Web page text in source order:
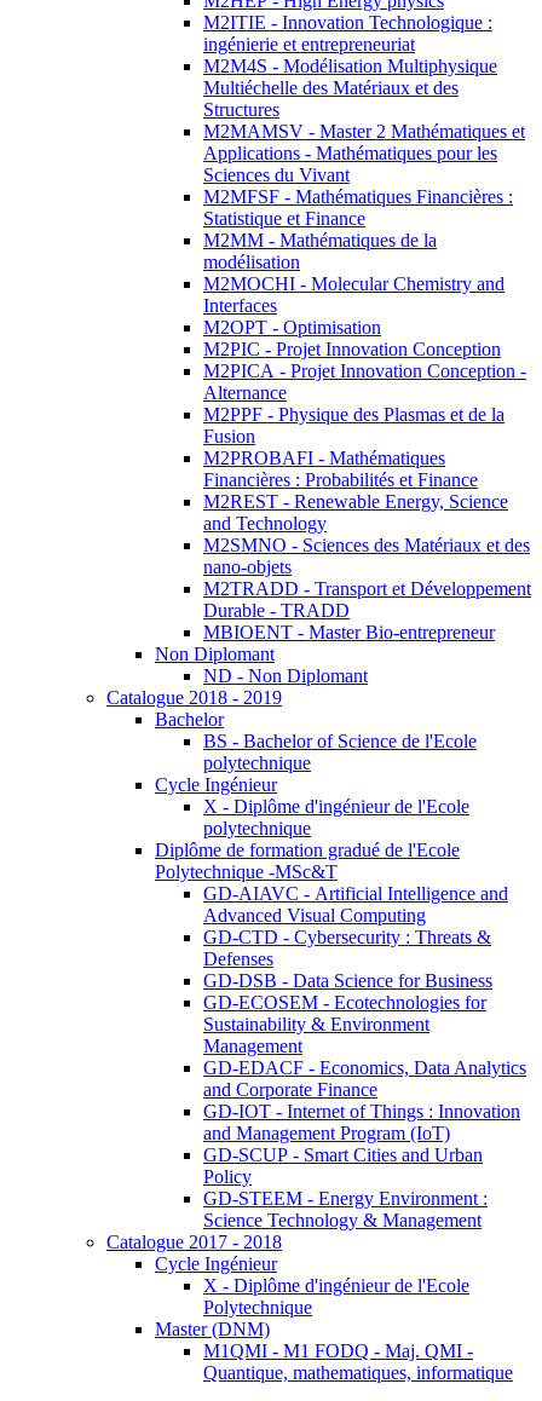
M2ITIE - Innovation Technologique :
ingénierie et entrepreneuriat
M2M4S - Modélisation Multiphysique
Multiéchelle des Matériaux et des
Structures
M2MAMSV - Master 2 Mathématiques et
Applications - Mathématiques pour les
Sciences du Vivant
M2MFSF - Mathématiques Financières :
Statistique et Finance
M2MM - Mathématiques de la
modélisation
M2MOCHI - Molecular Chemistry and
Interfaces
M2OPT - Optimisation
M2PIC - Projet Innovation Conception
M2PICA - Projet Innovation Conception -
Alternance
M2PPF - Physique des Plasmas et de la
Fusion
M2PROBAFI - Mathématiques
Financières : Probabilités et Finance
M2REST - Renewable Energy, Science
and Technology
M2SMNO - Sciences des Matériaux et des
nano-objets
M2TRADD - Transport et Développement
Durable - TRADD
MBIOENT - Master Bio-entrepreneur
Non Diplomant
ND - Non Diplomant
Catalogue 2018 - 2019
Bachelor
BS - Bachelor of Science de l'Ecole
polytechnique
Cycle Ingénieur
X - Diplôme d'ingénieur de l'Ecole
polytechnique
Diplôme de formation gradué de l'Ecole
Polytechnique -MSc&T
GD-AIAVC - Artificial Intelligence and
Advanced Visual Computing
GD-CTD - Cybersecurity : Threats &
Defenses
GD-DSB - Data Science for Business
GD-ECOSEM - Ecotechnologies for
Sustainability & Environment
Management
GD-EDACF - Economics, Data Analytics
and Corporate Finance
GD-IOT - Internet of Things : Innovation
and Management Program (IoT)
GD-SCUP - Smart Cities and Urban
Policy
GD-STEEM - Energy Environment :
Science Technology & Management
Catalogue 2017 - 2018
Cycle Ingénieur
X - Diplôme d'ingénieur de l'Ecole
Polytechnique
Master (DNM)
M1QMI - M1 FODQ - Maj. QMI -
Quantique, mathematiques, informatique